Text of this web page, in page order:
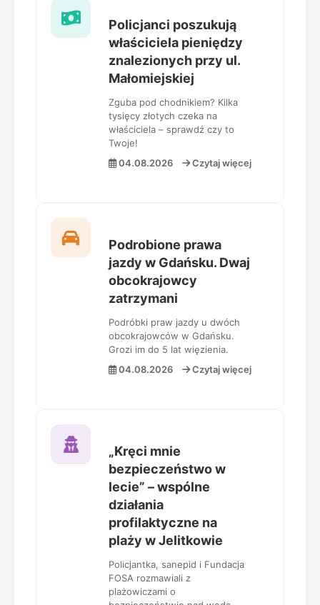
Policjanci poszukują
właściciela pieniędzy
znalezionych przy ul.
Małomiejskiej
Zguba pod chodnikiem? Kilka
tysięcy złotych czeka na
właściciela – sprawdź czy to
Twoje!
04.08.2026
Czytaj więcej
Podrobione prawa
jazdy w Gdańsku. Dwaj
obcokrajowcy
zatrzymani
Podróbki praw jazdy u dwóch
obcokrajowców w Gdańsku.
Grozi im do 5 lat więzienia.
04.08.2026
Czytaj więcej
„Kręci mnie
bezpieczeństwo w
lecie” – wspólne
działania
profilaktyczne na
plaży w Jelitkowie
Policjantka, sanepid i Fundacja
FOSA rozmawiali z
plażowiczami o